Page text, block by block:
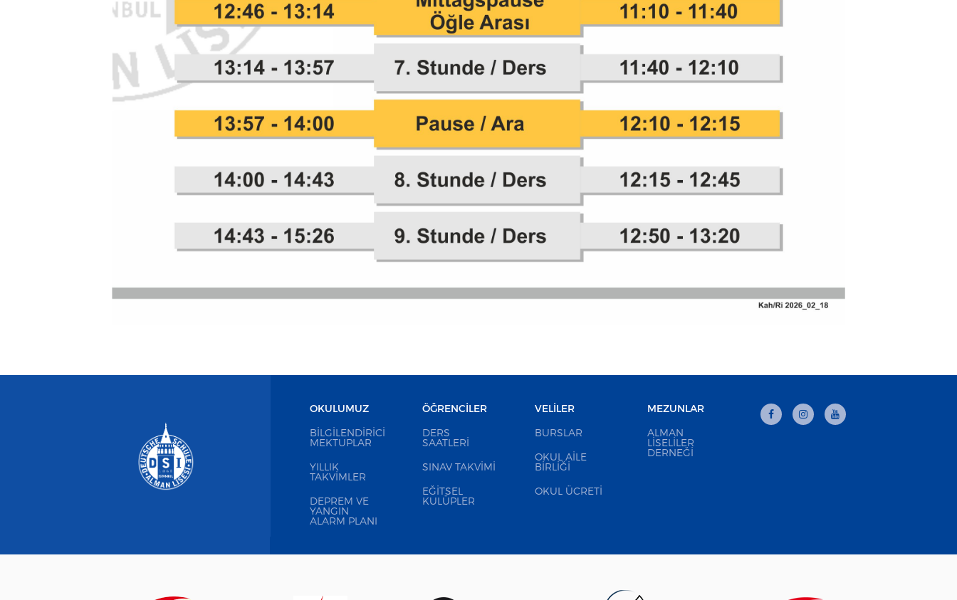
OKULUMUZ
BILGILENDIRICI
MEKTUPLAR
YILLIK
TAKVIMLER
DEPREM VE
YANGIN
ALARM PLANI
ÖĞRENCILER
DERS
SAATLERI
SINAV TAKVIMI
EĞITSEL
KULÜPLER
VELILER
BURSLAR
OKUL AILE
BIRLIĞI
OKUL ÜCRETI
MEZUNLAR
ALMAN
LISELILER
DERNEĞI